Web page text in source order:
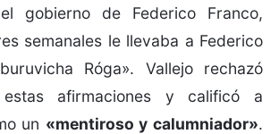
gobierno de Federico Franco,
semanales le llevaba a Federico
Róga». Vallejo rechazó
estas afirmaciones y calificó a
un «mentiroso y calumniador».